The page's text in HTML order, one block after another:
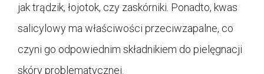
jak trądzik, łojotok, czy zaskórniki. Ponadto, kwas
salicylowy ma właściwości przeciwzapalne, co
czyni go odpowiednim składnikiem do pielęgnacji
skóry problematycznej.